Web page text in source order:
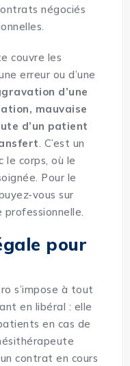
négociés
couvre les
erreur ou d’une
d’une
mauvaise
d’un patient
. C’est un
corps, où le
Pour le
vous sur
professionnelle.
pour
s’impose à tout
en libéral : elle
en cas de
contrat en cours